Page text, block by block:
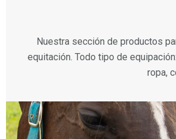
Nuestra sección de productos
equitación. Todo tipo de
ropa,